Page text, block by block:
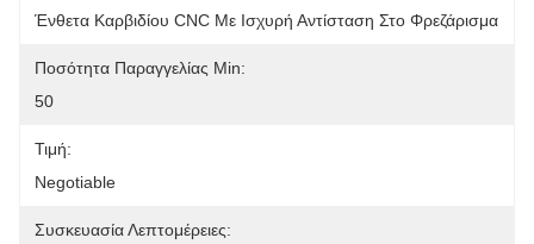
Ένθετα Καρβιδίου CNC Με Ισχυρή Αντίσταση Στο Φρεζάρισμα
Ποσότητα Παραγγελίας Min:
50
Τιμή:
Negotiable
Συσκευασία Λεπτομέρειες: